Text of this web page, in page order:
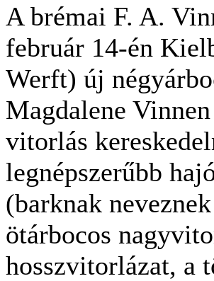
A brémai F. A.
február 14-én
Werft) új
Magdalene
vitorlás
legnépszerűbb
(barknak
ötárbocos
hosszvitorlázat, a